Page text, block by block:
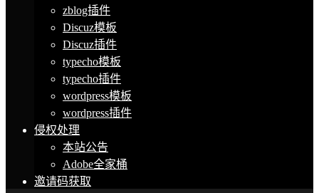
zblog插件
Discuz模板
Discuz插件
typecho模板
typecho插件
wordpress模板
wordpress插件
侵权处理
本站公告
Adobe全家桶
邀请码获取